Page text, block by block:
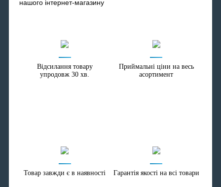
нашого інтернет-магазину
Відсилання товару
упродовж 30 хв.
Приймальні ціни на весь
асортимент
Товар завжди є в наявності Гарантія якості на всі товари